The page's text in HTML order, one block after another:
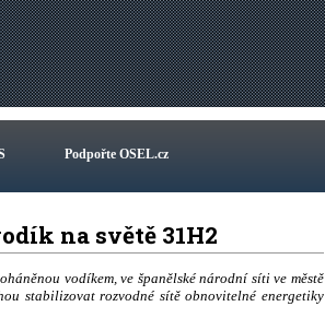
Podpořte OSEL.cz
na světě 31H2
vodíkem, ve španělské národní síti ve městě
stabilizovat rozvodné sítě obnovitelné energetiky